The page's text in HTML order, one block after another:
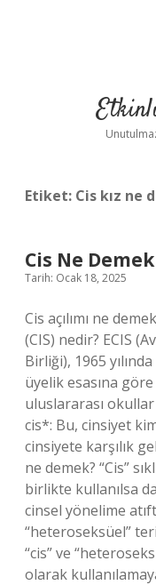
Etiket: Cis kız ne
Cis Ne
Tarih: Ocak 18, 2025
Cis açılımı ne
(CIS) nedir? ECIS
Birliği), 1965
üyelik esasına
uluslararası
cis*: Bu, cinsiyet
cinsiyete karşılık
ne demek? “Cis”
birlikte kullanılsa
cinsel yönelime
“heteroseksüel”
“cis” ve
olarak